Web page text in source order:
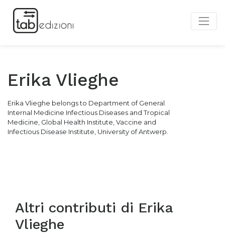
Erika Vlieghe
Erika Vlieghe belongs to Department of General
Internal Medicine Infectious Diseases and Tropical
Medicine, Global Health Institute, Vaccine and
Infectious Disease Institute, University of Antwerp.
Altri contributi di Erika
Vlieghe